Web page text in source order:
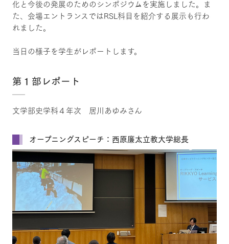
化と今後の発展のためのシンポジウムを実施しました。ま
た、会場エントランスではRSL科目を紹介する展示も行わ
れました。
当日の様子を学生がレポートします。
第１部レポート
文学部史学科４年次 居川あゆみさん
オープニングスピーチ：西原廉太立教大学総長